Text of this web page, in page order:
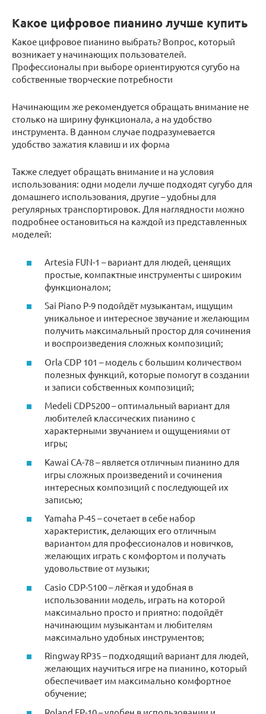
Какое цифровое пианино лучше купить
Какое цифровое пианино выбрать? Вопрос, который
возникает у начинающих пользователей.
Профессионалы при выборе ориентируются сугубо на
собственные творческие потребности
Начинающим же рекомендуется обращать внимание не
столько на ширину функционала, а на удобство
инструмента. В данном случае подразумевается
удобство зажатия клавиш и их форма
Также следует обращать внимание и на условия
использования: одни модели лучше подходят сугубо для
домашнего использования, другие – удобны для
регулярных транспортировок. Для наглядности можно
подробнее остановиться на каждой из представленных
моделей:
Artesia FUN-1 – вариант для людей, ценящих
простые, компактные инструменты с широким
функционалом;
Sai Piano P-9 подойдёт музыкантам, ищущим
уникальное и интересное звучание и желающим
получить максимальный простор для сочинения
и воспроизведения сложных композиций;
Orla CDP 101 – модель с большим количеством
полезных функций, которые помогут в создании
и записи собственных композиций;
Medeli CDP5200 – оптимальный вариант для
любителей классических пианино с
характерными звучанием и ощущениями от
игры;
Kawai CA-78 – является отличным пианино для
игры сложных произведений и сочинения
интересных композиций с последующей их
записью;
Yamaha P-45 – сочетает в себе набор
характеристик, делающих его отличным
вариантом для профессионалов и новичков,
желающих играть с комфортом и получать
удовольствие от музыки;
Casio CDP-S100 – лёгкая и удобная в
использовании модель, играть на которой
максимально просто и приятно: подойдёт
начинающим музыкантам и любителям
максимально удобных инструментов;
Ringway RP35 – подходящий вариант для людей,
желающих научиться игре на пианино, который
обеспечивает им максимально комфортное
обучение;
Roland FP-10 – удобен в использовании и